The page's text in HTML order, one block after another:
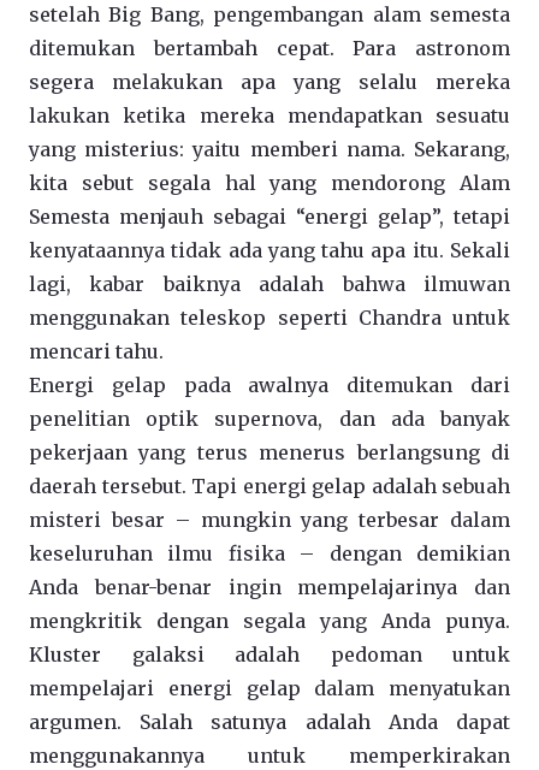
setelah Big Bang, pengembangan alam semesta
ditemukan bertambah cepat. Para astronom
segera melakukan apa yang selalu mereka
lakukan ketika mereka mendapatkan sesuatu
yang misterius: yaitu memberi nama. Sekarang,
kita sebut segala hal yang mendorong Alam
Semesta menjauh sebagai “energi gelap”, tetapi
kenyataannya tidak ada yang tahu apa itu. Sekali
lagi, kabar baiknya adalah bahwa ilmuwan
menggunakan teleskop seperti Chandra untuk
mencari tahu.
Energi gelap pada awalnya ditemukan dari
penelitian optik supernova, dan ada banyak
pekerjaan yang terus menerus berlangsung di
daerah tersebut. Tapi energi gelap adalah sebuah
misteri besar – mungkin yang terbesar dalam
keseluruhan ilmu fisika – dengan demikian
Anda benar-benar ingin mempelajarinya dan
mengkritik dengan segala yang Anda punya.
Kluster galaksi adalah pedoman untuk
mempelajari energi gelap dalam menyatukan
argumen. Salah satunya adalah Anda dapat
menggunakannya untuk memperkirakan